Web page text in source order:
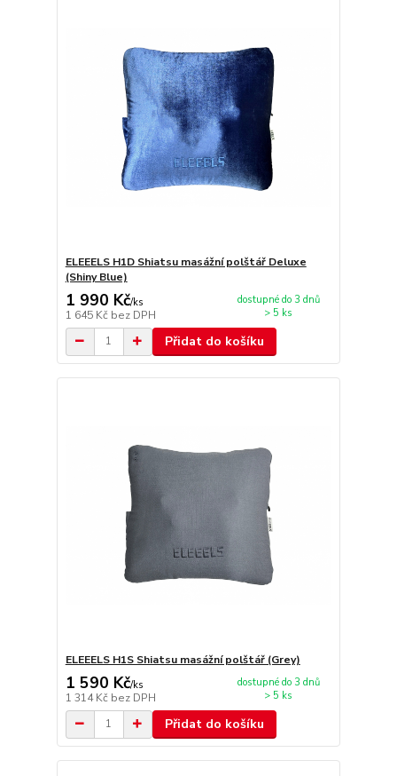
ELEEELS H1D Shiatsu masážní polštář Deluxe
(Shiny Blue)
1 990 Kč/ks
1 645 Kč bez DPH
dostupné do 3 dnů
> 5 ks
Přidat do košíku
ELEEELS H1S Shiatsu masážní polštář (Grey)
1 590 Kč/ks
1 314 Kč bez DPH
dostupné do 3 dnů
> 5 ks
Přidat do košíku